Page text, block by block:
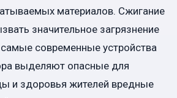
материалов. Сжигание
значительное загрязнение
современные устройства
выделяют опасные для
и здоровья жителей вредные